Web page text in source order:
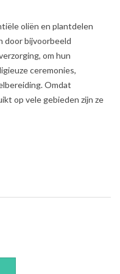
oliën en plantdelen
door bijvoorbeeld
om hun
ceremonies,
Omdat
op vele gebieden zijn ze